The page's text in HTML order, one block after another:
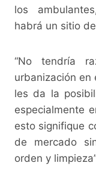
los
habrá un sitio
“No tendría
urbanización en
les da la
especialmente
esto signifique
de mercado
orden y